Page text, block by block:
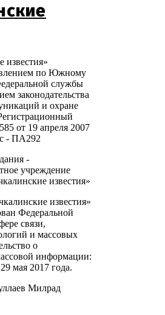
известия»
по Южному
службы
законодательства
и охране
от 19 апреля 2007
- ПА292
-
учреждение
известия»
известия»
Федеральной
связи,
и массовых
о
информации:
мая 2017 года.
Милрад